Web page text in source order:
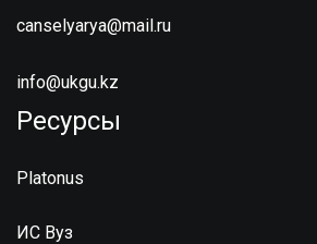
canselyarya@mail.ru
info@ukgu.kz
Ресурсы
Platonus
ИС Вуз